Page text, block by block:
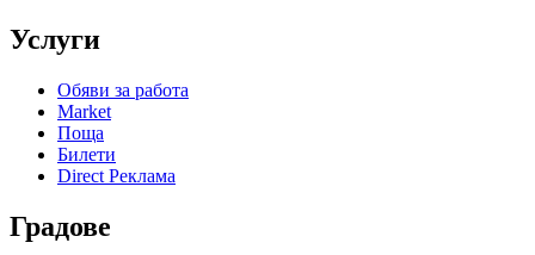
Услуги
Обяви за работа
Market
Поща
Билети
Direct Реклама
Градове